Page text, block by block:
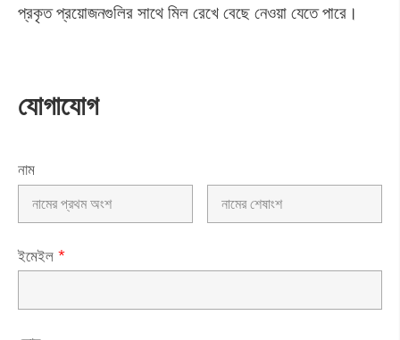
প্রকৃত প্রয়োজনগুলির সাথে মিল রেখে বেছে নেওয়া যেতে পারে।
যোগাযোগ
নাম
ইমেইল *